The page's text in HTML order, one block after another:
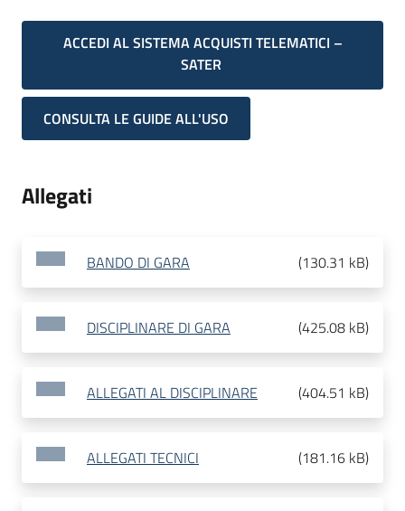
ACCEDI AL SISTEMA ACQUISTI TELEMATICI –
SATER
CONSULTA LE GUIDE ALL'USO
Allegati
BANDO DI GARA (130.31 kB)
DISCIPLINARE DI GARA (425.08 kB)
ALLEGATI AL DISCIPLINARE (404.51 kB)
ALLEGATI TECNICI (181.16 kB)